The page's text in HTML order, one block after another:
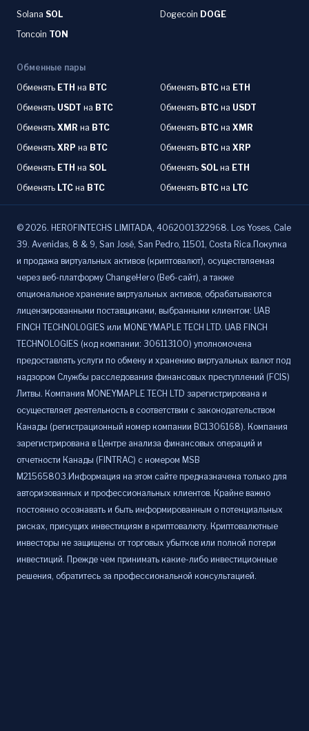
Solana SOL Dogecoin DOGE
Toncoin TON
Обменные пары
Обменять ETH на BTC Обменять BTC на ETH
Обменять USDT на BTC Обменять BTC на USDT
Обменять XMR на BTC Обменять BTC на XMR
Обменять XRP на BTC Обменять BTC на XRP
Обменять ETH на SOL Обменять SOL на ETH
Обменять LTC на BTC Обменять BTC на LTC
© 2026. HEROFINTECHS LIMITADA, 4062001322968. Los Yoses, Cale
39. Avenidas, 8 & 9, San José, San Pedro, 11501, Costa Rica.Покупка
и продажа виртуальных активов (криптовалют), осуществляемая
через веб-платформу ChangeHero (Веб-сайт), а также
опциональное хранение виртуальных активов, обрабатываются
лицензированными поставщиками, выбранными клиентом: UAB
FINCH TECHNOLOGIES или MONEYMAPLE TECH LTD. UAB FINCH
TECHNOLOGIES (код компании: 306113100) уполномочена
предоставлять услуги по обмену и хранению виртуальных валют под
надзором Службы расследования финансовых преступлений (FCIS)
Литвы. Компания MONEYMAPLE TECH LTD зарегистрирована и
осуществляет деятельность в соответствии с законодательством
Канады (регистрационный номер компании BC1306168). Компания
зарегистрирована в Центре анализа финансовых операций и
отчетности Канады (FINTRAC) с номером MSB
M21565803.Информация на этом сайте предназначена только для
авторизованных и профессиональных клиентов. Крайне важно
постоянно осознавать и быть информированным о потенциальных
рисках, присущих инвестициям в криптовалюту. Криптовалютные
инвесторы не защищены от торговых убытков или полной потери
инвестиций. Прежде чем принимать какие-либо инвестиционные
решения, обратитесь за профессиональной консультацией.